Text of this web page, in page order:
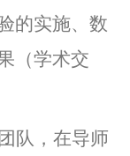
的实施、数
（学术交
队，在导师